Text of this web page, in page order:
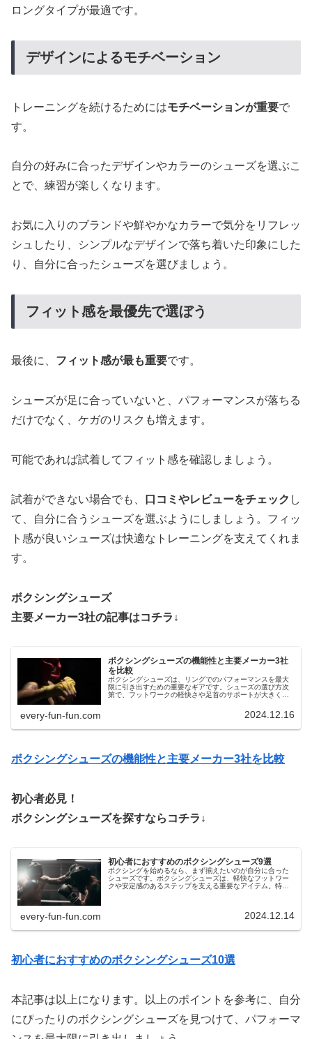
ロングタイプが最適です。
デザインによるモチベーション
トレーニングを続けるためにはモチベーションが重要で
す。
自分の好みに合ったデザインやカラーのシューズを選ぶこ
とで、練習が楽しくなります。
お気に入りのブランドや鮮やかなカラーで気分をリフレッ
シュしたり、シンプルなデザインで落ち着いた印象にした
り、自分に合ったシューズを選びましょう。
フィット感を最優先で選ぼう
最後に、 フィット感が最も重要です。
シューズが足に合っていないと、パフォーマンスが落ちる
だけでなく、ケガのリスクも増えます。
可能であれば試着してフィット感を確認しましょう。
試着ができない場合でも、 口コミやレビューをチェック し
て、自分に合うシューズを選ぶようにしましょう。フィッ
ト感が良いシューズは快適なトレーニングを支えてくれま
す。
ボクシングシューズ
主要メーカー3社の記事はコチラ↓
ボクシングシューズの機能性と主要メーカー3社
を比較
ボクシングシューズは、リングでのパフォーマンスを最大
限に引き出すための重要なギアです。シューズの選び方次
第で、フットワークの軽快さや足首のサポートが大きく変
の記事では、ボクシングシューズの機能性について説明
し、さらにおすすめのモデルとそのブランドを紹介しま
every-fun-fun.com 2024.12.16
ボクシングシューズの機能性と主要メーカー3社を比較
初心者必見！
ボクシングシューズを探すならコチラ↓
初心者におすすめのボクシングシューズ9選
ボクシングを始めるなら、まず揃えたいのが自分に合った
シューズです。ボクシングシューズは、軽快なフットワー
クや安定感のあるステップを支える重要なアイテム。特に
を15点厳選してご紹介します。それぞれの特徴やメリット
ました。これからボクシングを始める方や、新しいシュー
every-fun-fun.com 2024.12.14
初心者におすすめのボクシングシューズ10選
本記事は以上になります。以上のポイントを参考に、自分
にぴったりのボクシングシューズを見つけて、パフォーマ